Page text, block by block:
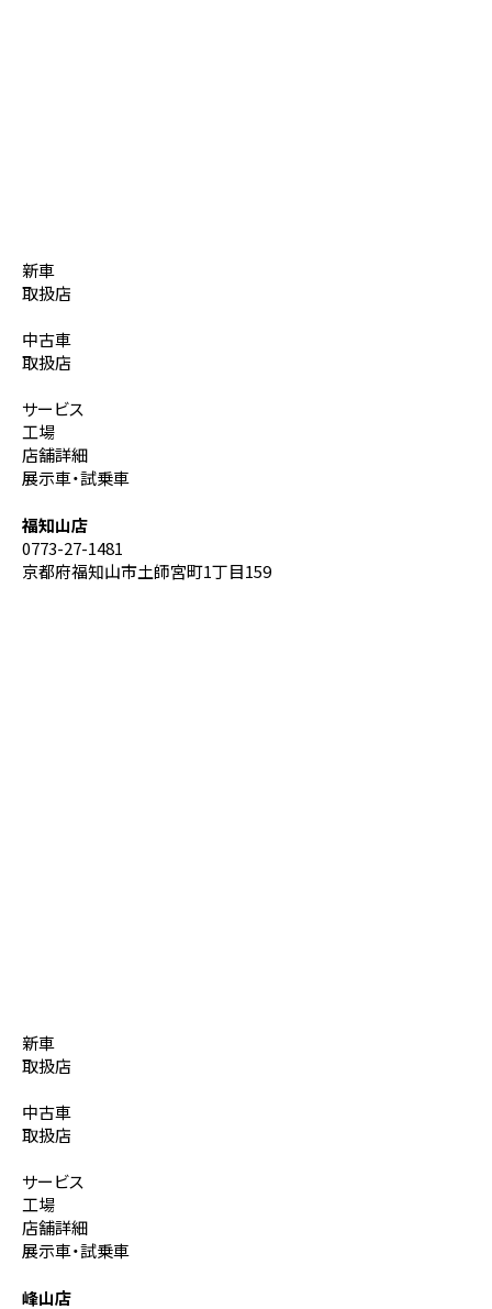
新車
取扱店
中古車
取扱店
サービス
工場
店舗詳細
展示車・試乗車
福知山店
0773-27-1481
京都府福知山市土師宮町1丁目159
新車
取扱店
中古車
取扱店
サービス
工場
店舗詳細
展示車・試乗車
峰山店